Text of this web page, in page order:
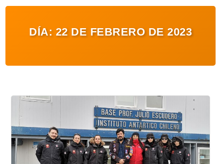
ENTRETENIMIENTO Y CULTURA
AUDIOS
VIDEOS
GALERIA DE FOTOS
DÍA: 22 DE FEBRERO DE 2023